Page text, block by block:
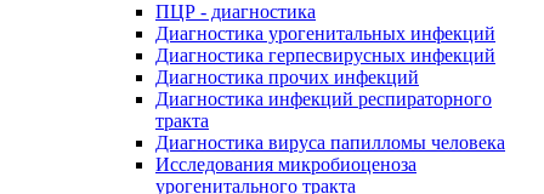
ПЦР - диагностика
Диагностика урогенитальных инфекций
Диагностика герпесвирусных инфекций
Диагностика прочих инфекций
Диагностика инфекций респираторного
тракта
Диагностика вируса папилломы человека
Исследования микробиоценоза
урогенитального тракта